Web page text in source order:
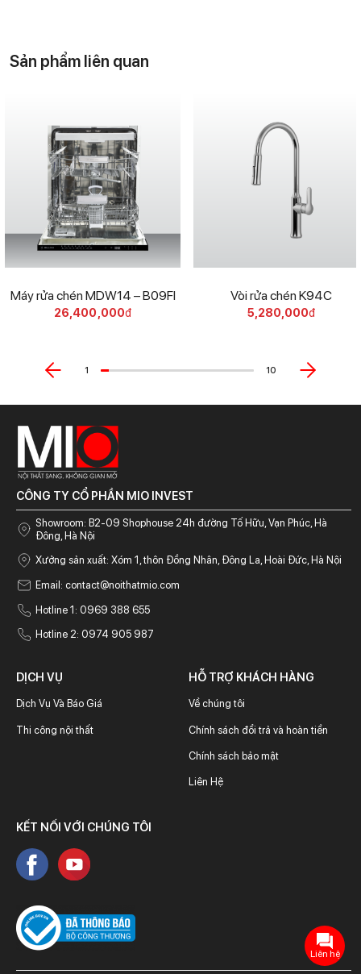
Sản phẩm liên quan
Máy rửa chén MDW14 – B09FI
26,400,000đ
Vòi rửa chén K94C
5,280,000đ
1 10
CÔNG TY CỔ PHẦN MIO INVEST
Showroom: B2-09 Shophouse 24h đường Tố Hữu, Vạn Phúc, Hà
Đông, Hà Nội
Xưởng sản xuất: Xóm 1, thôn Đồng Nhân, Đông La, Hoài Đức, Hà Nội
Email: contact@noithatmio.com
Hotline 1: 0969 388 655
Hotline 2: 0974 905 987
DỊCH VỤ
Dịch Vụ Và Báo Giá
Thi công nội thất
HỖ TRỢ KHÁCH HÀNG
Về chúng tôi
Chính sách đổi trả và hoàn tiền
Chính sách bảo mật
Liên Hệ
KẾT NỐI VỚI CHÚNG TÔI
Liên hệ